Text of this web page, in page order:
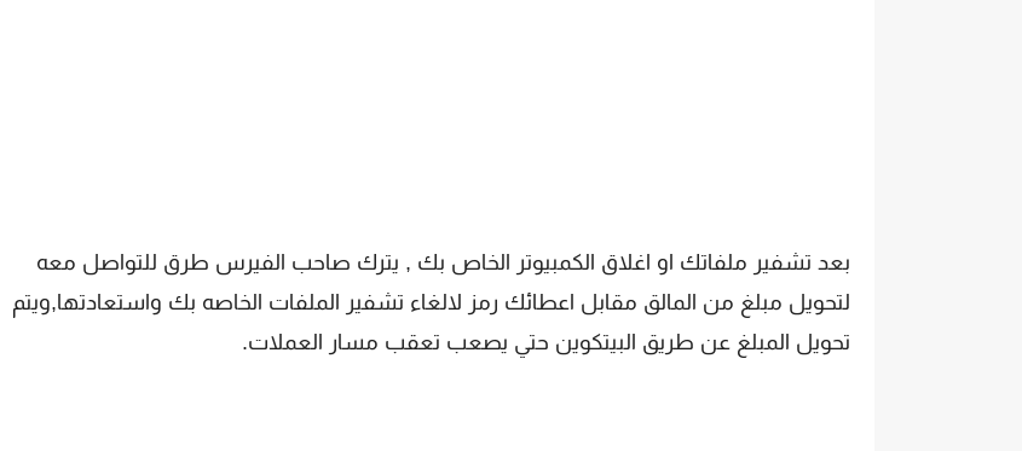
بعد تشفير ملفاتك او اغلاق الكمبيوتر الخاص بك , يترك صاحب الفيرس طرق للتواصل معه
لتحويل مبلغ من المالق مقابل اعطائك رمز لالغاء تشفير الملفات الخاصه بك واستعادتها,ويتم
تحويل المبلغ عن طريق البيتكوين حتي يصعب تعقب مسار العملات.